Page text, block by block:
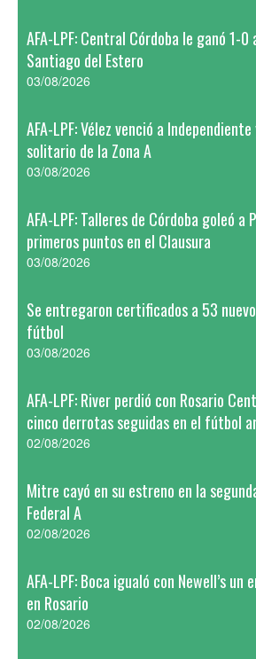
AFA-LPF: Central Córdoba le ganó 1-0
Santiago del Estero
03/08/2026
AFA-LPF: Vélez venció a
solitario de la Zona A
03/08/2026
AFA-LPF: Talleres de Córdoba goleó a
primeros puntos en el Clausura
03/08/2026
Se entregaron certificados a 53
fútbol
03/08/2026
AFA-LPF: River perdió con Rosario
cinco derrotas seguidas en el fútbol
02/08/2026
Mitre cayó en su estreno en la
Federal A
02/08/2026
AFA-LPF: Boca igualó con Newell’s
en Rosario
02/08/2026